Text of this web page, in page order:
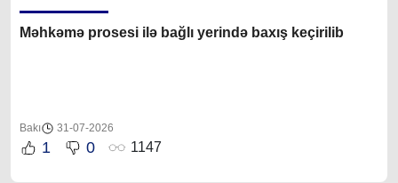
Məhkəmə prosesi ilə bağlı yerində baxış keçirilib
Bakı 31-07-2026
1 0 1147